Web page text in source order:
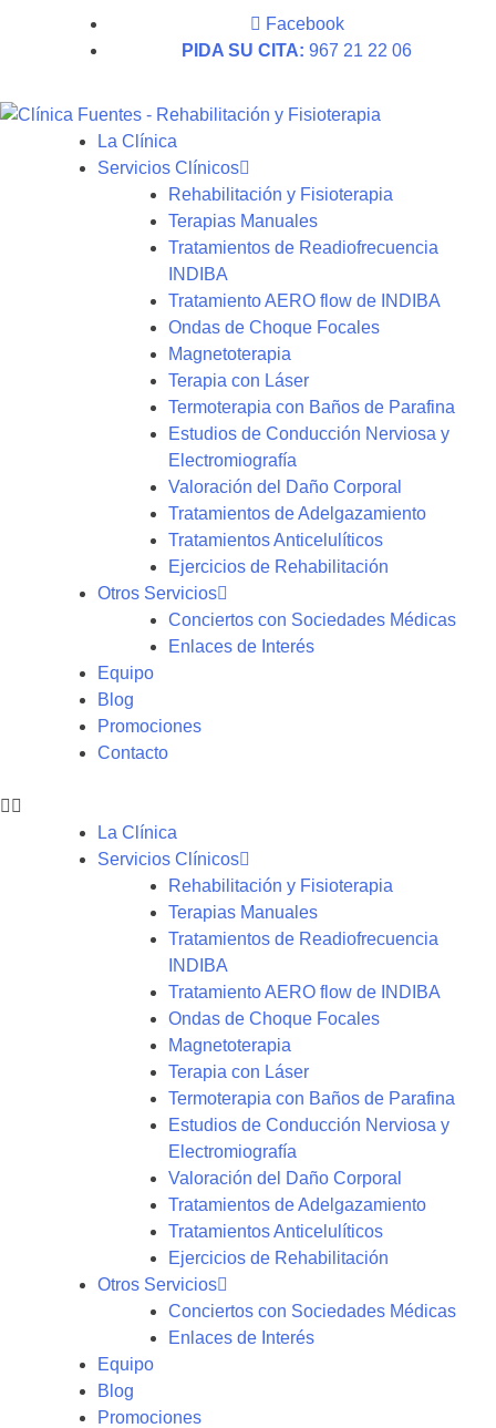
Facebook
PIDA SU CITA: 967 21 22 06
La Clínica
Servicios Clínicos
Rehabilitación y Fisioterapia
Terapias Manuales
Tratamientos de Readiofrecuencia
INDIBA
Tratamiento AERO flow de INDIBA
Ondas de Choque Focales
Magnetoterapia
Terapia con Láser
Termoterapia con Baños de Parafina
Estudios de Conducción Nerviosa y
Electromiografía
Valoración del Daño Corporal
Tratamientos de Adelgazamiento
Tratamientos Anticelulíticos
Ejercicios de Rehabilitación
Otros Servicios
Conciertos con Sociedades Médicas
Enlaces de Interés
Equipo
Blog
Promociones
Contacto
La Clínica
Servicios Clínicos
Rehabilitación y Fisioterapia
Terapias Manuales
Tratamientos de Readiofrecuencia
INDIBA
Tratamiento AERO flow de INDIBA
Ondas de Choque Focales
Magnetoterapia
Terapia con Láser
Termoterapia con Baños de Parafina
Estudios de Conducción Nerviosa y
Electromiografía
Valoración del Daño Corporal
Tratamientos de Adelgazamiento
Tratamientos Anticelulíticos
Ejercicios de Rehabilitación
Otros Servicios
Conciertos con Sociedades Médicas
Enlaces de Interés
Equipo
Blog
Promociones